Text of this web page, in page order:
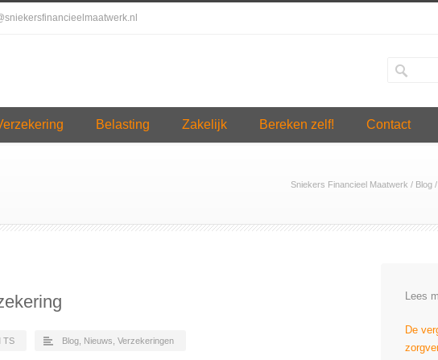
Belasting Zakelijk Bereken zelf! Contact
Sniekers Financieel Maatwerk / Blog /
TS Blog Nieuws Verzekeringen
Lees
De